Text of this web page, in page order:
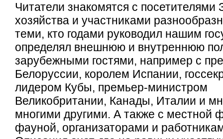
Читатели знакомятся с посетителями
хозяйства и участниками
теми, кто годами руководил нашим
определял внешнюю и внутреннюю
зарубежными гостями, например с
Белоруссии, королем Испании,
лидером Кубы, премьер-министром
Великобритании, Канады, Италии и
многими другими. А также с местной
фауной, организаторами и